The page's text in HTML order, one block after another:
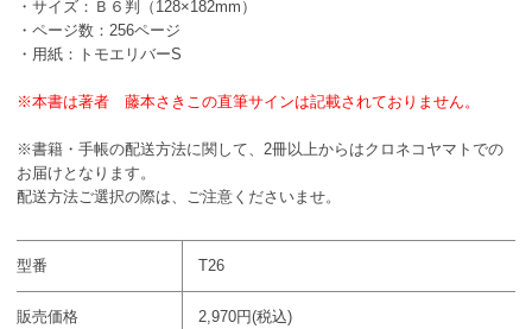
・サイズ：Ｂ６判（128×182mm）
・ページ数：256ページ
・用紙：トモエリバーS
※本書は著者 藤本さきこの直筆サインは記載されておりません。
※書籍・手帳の配送方法に関して、2冊以上からはクロネコヤマトでの
お届けとなります。
配送方法ご選択の際は、ご注意くださいませ。
型番 T26
販売価格 2,970円(税込)